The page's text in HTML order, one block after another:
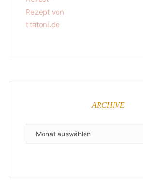
ARCHIVE
ARCHIVE